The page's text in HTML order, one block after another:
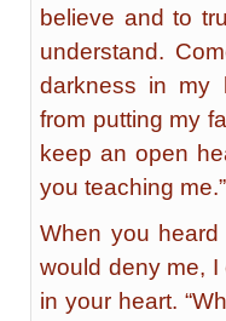
believe and to
understand.
darkness in my
from putting my
keep an open
you teaching me.”
When you
would deny me,
in your heart.